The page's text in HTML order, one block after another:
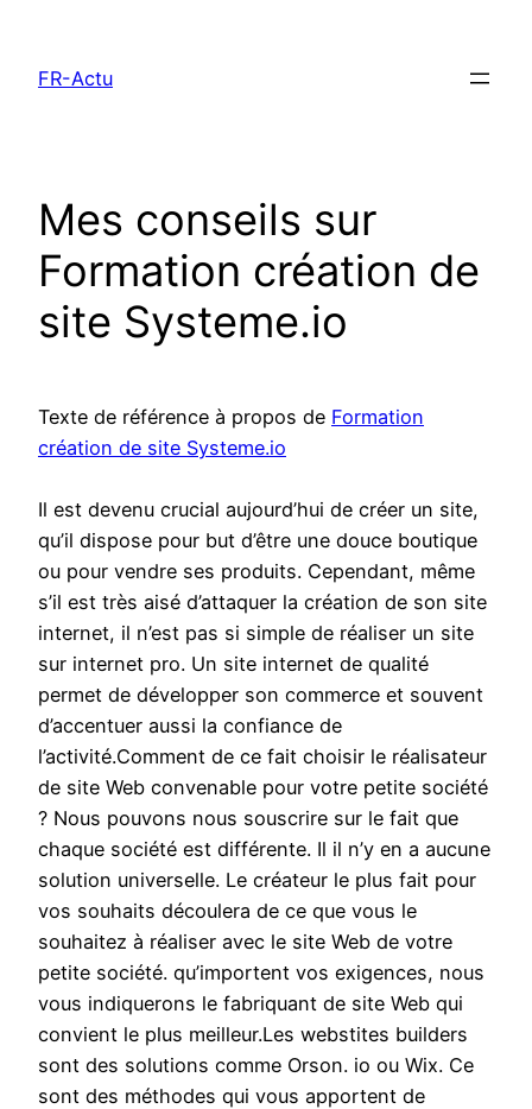
contenu
FR-Actu
Mes conseils sur
Formation création de
site Systeme.io
Texte de référence à propos de Formation
création de site Systeme.io
Il est devenu crucial aujourd’hui de créer un site,
qu’il dispose pour but d’être une douce boutique
ou pour vendre ses produits. Cependant, même
s’il est très aisé d’attaquer la création de son site
internet, il n’est pas si simple de réaliser un site
sur internet pro. Un site internet de qualité
permet de développer son commerce et souvent
d’accentuer aussi la confiance de
l’activité.Comment de ce fait choisir le réalisateur
de site Web convenable pour votre petite société
? Nous pouvons nous souscrire sur le fait que
chaque société est différente. Il il n’y en a aucune
solution universelle. Le créateur le plus fait pour
vos souhaits découlera de ce que vous le
souhaitez à réaliser avec le site Web de votre
petite société. qu’importent vos exigences, nous
vous indiquerons le fabriquant de site Web qui
convient le plus meilleur.Les webstites builders
sont des solutions comme Orson. io ou Wix. Ce
sont des méthodes qui vous apportent de